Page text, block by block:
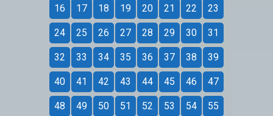
16 17 18 19 20 21 22 23
24 25 26 27 28 29 30 31
32 33 34 35 36 37 38 39
40 41 42 43 44 45 46 47
48 49 50 51 52 53 54 55